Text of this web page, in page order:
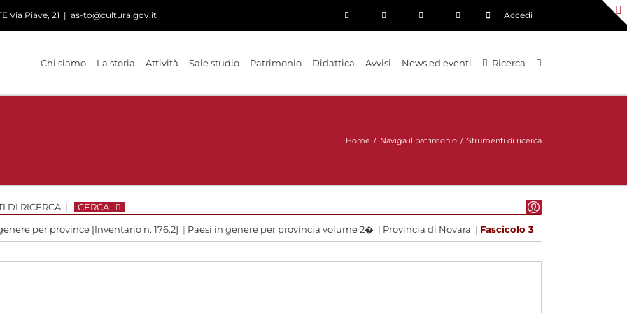
Via Piave, 21 | as-to@cultura.gov.it Accedi
Chi siamo La storia Attività Sale studio Patrimonio Didattica Avvisi News ed eventi Ricerca
Home / Naviga il patrimonio / Strumenti di ricerca
DI RICERCA | CERCA
per province [Inventario n. 176.2] | Paesi in genere per provincia volume 2� | Provincia di Novara | Fascicolo 3